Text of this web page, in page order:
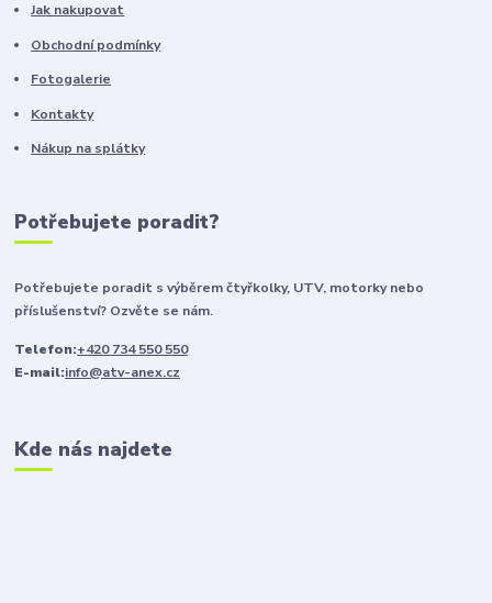
Jak nakupovat
Obchodní podmínky
Fotogalerie
Kontakty
Nákup na splátky
Potřebujete poradit?
Potřebujete poradit s výběrem čtyřkolky, UTV, motorky nebo
příslušenství? Ozvěte se nám.
Telefon:+420 734 550 550
E-mail:info@atv-anex.cz
Kde nás najdete